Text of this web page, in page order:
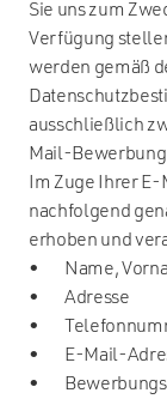
Sie uns zum
Verfügung
werden gemäß
ausschließlich
Mail-
Im Zuge Ihrer
nachfolgend
erhoben und
• Name,
• Adresse
•
• E-Mail-
•